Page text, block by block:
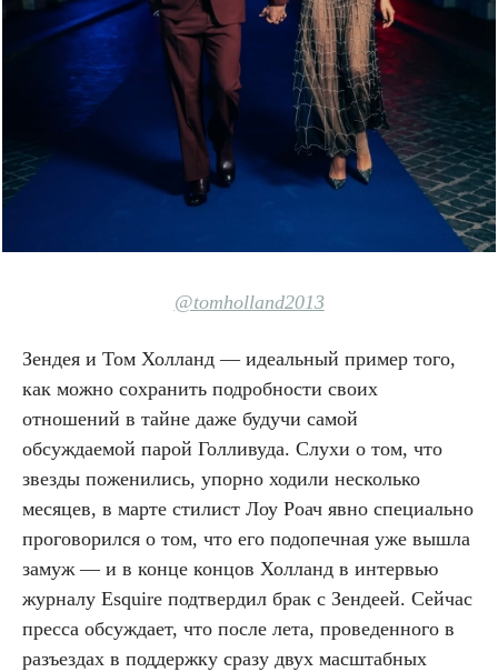
@tomholland2013
Зендея и Том Холланд — идеальный пример того,
как можно сохранить подробности своих
отношений в тайне даже будучи самой
обсуждаемой парой Голливуда. Слухи о том, что
звезды поженились, упорно ходили несколько
месяцев, в марте стилист Лоу Роач явно специально
проговорился о том, что его подопечная уже вышла
замуж — и в конце концов Холланд в интервью
журналу Esquire подтвердил брак с Зендеей. Сейчас
пресса обсуждает, что после лета, проведенного в
разъездах в поддержку сразу двух масштабных